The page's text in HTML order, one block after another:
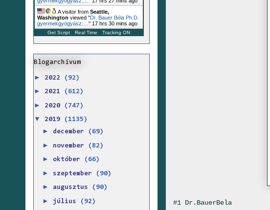
#1 Dr.BauerBela
A visitor from Seattle,
Washington viewed "Dr. Bauer Béla Ph.D.
gyermekgyógyász:… " 17 hrs 30 mins ago
Get Script Real Time Tracking ON
Blogarchívum
► 2022 (92)
► 2021 (612)
► 2020 (747)
▼ 2019 (1135)
► december (69)
► november (82)
► október (66)
► szeptember (90)
► augusztus (90)
► július (92)